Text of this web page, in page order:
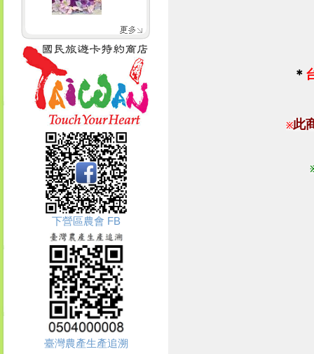
下營區農會 FB
臺灣農產生產追溯
＊
※此